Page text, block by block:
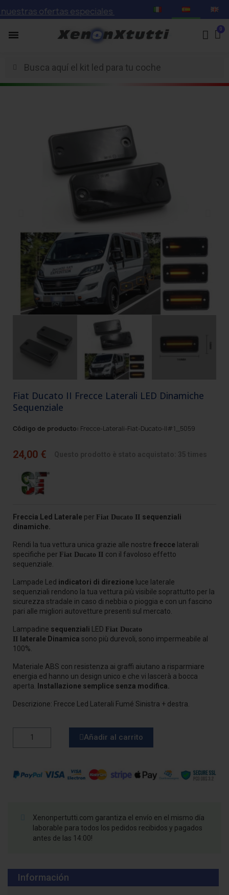
ofertas especiales con descuentos de hasta el 75%
Fiat Ducato II Frecce Laterali LED Dinamiche
Sequenziale
Código de producto: Frecce-Laterali-Fiat-Ducato-II#1_5059
24,00 €
Freccia Led Laterale per Fiat Ducato II sequenziali
dinamiche.
Rendi la tua vettura unica grazie alle nostre frecce laterali
specifiche per Fiat Ducato II con il favoloso effetto
sequenziale.
Lampade Led indicatori di direzione luce laterale
sequenziali rendono la tua vettura più visibile soprattutto per la
sicurezza stradale in caso di nebbia o pioggia e con un fascino
pari alle migliori autovetture presenti sul mercato.
Lampadine sequenziali LED Fiat Ducato
II laterale Dinamica sono più durevoli, sono impermeabile al
100%.
Materiale ABS con resistenza ai graffi aiutano a risparmiare
energia ed hanno un design unico e che vi lascerà a bocca
aperta.
Installazione semplice senza modifica.
Descrizione: Frecce Led Laterali Fumé Sinistra + destra.
Añadir al carrito
Xenonpertutti.com garantiza el envío en el mismo día
laborable para todos los pedidos recibidos y pagados
antes de las 14:00!
Información